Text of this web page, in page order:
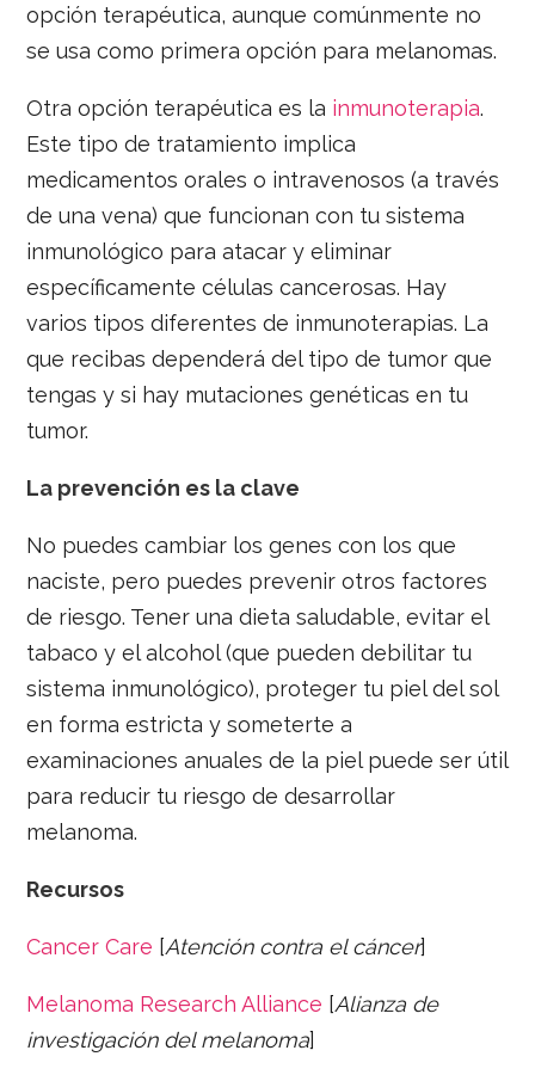
opción terapéutica, aunque comúnmente no
se usa como primera opción para melanomas.
Otra opción terapéutica es la inmunoterapia.
Este tipo de tratamiento implica
medicamentos orales o intravenosos (a través
de una vena) que funcionan con tu sistema
inmunológico para atacar y eliminar
específicamente células cancerosas. Hay
varios tipos diferentes de inmunoterapias. La
que recibas dependerá del tipo de tumor que
tengas y si hay mutaciones genéticas en tu
tumor.
La prevención es la clave
No puedes cambiar los genes con los que
naciste, pero puedes prevenir otros factores
de riesgo. Tener una dieta saludable, evitar el
tabaco y el alcohol (que pueden debilitar tu
sistema inmunológico), proteger tu piel del sol
en forma estricta y someterte a
examinaciones anuales de la piel puede ser útil
para reducir tu riesgo de desarrollar
melanoma.
Recursos
Cancer Care [Atención contra el cáncer]
Melanoma Research Alliance [Alianza de
investigación del melanoma]